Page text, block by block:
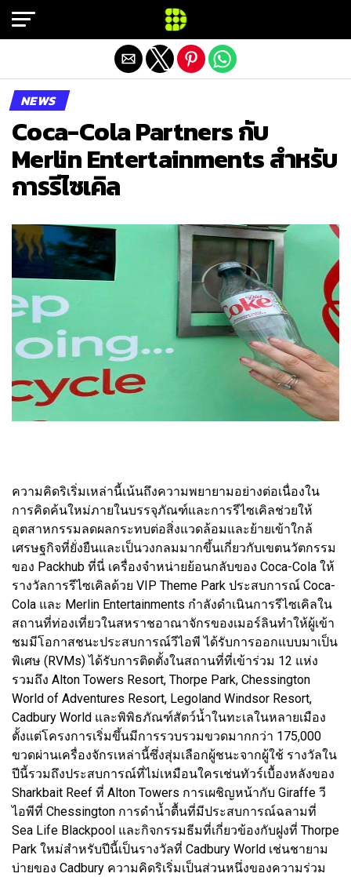
NEWS
Coca-Cola Partners กับ
Merlin Entertainments สำหรับ
การรีไซเคิล
ความคิดริเริ่มเหล่านี้เน้นถึงความพยายามอย่างต่อเนื่องใน
การคิดค้นใหม่ภายในบรรจุภัณฑ์และการรีไซเคิลช่วยให้
อุตสาหกรรมลดผลกระทบต่อสิ่งแวดล้อมและย้ายเข้าใกล้
เศรษฐกิจที่ยั่งยืนและเป็นวงกลมมากขึ้นเกี่ยวกับเขตนวัตกรรม
ของ Packhub ที่นี่ เครื่องจำหน่ายย้อนกลับของ Coca-Cola ให้
รางวัลการรีไซเคิลด้วย VIP Theme Park ประสบการณ์ Coca-
Cola และ Merlin Entertainments กำลังดำเนินการรีไซเคิลใน
สถานที่ท่องเที่ยวในสหราชอาณาจักรของเมอร์ลินทำให้ผู้เข้า
ชมมีโอกาสชนะประสบการณ์วีไอพี ได้รับการออกแบบมาเป็น
พิเศษ (RVMs) ได้รับการติดตั้งในสถานที่ที่เข้าร่วม 12 แห่ง
รวมถึง Alton Towers Resort, Thorpe Park, Chessington
World of Adventures Resort, Legoland Windsor Resort,
Cadbury World และพิพิธภัณฑ์สัตว์น้ำในทะเลในหลายเมือง
ตั้งแต่โครงการเริ่มขึ้นมีการรวบรวมขวดมากกว่า 175,000
ขวดผ่านเครื่องจักรเหล่านี้ซึ่งสุ่มเลือกผู้ชนะจากผู้ใช้ รางวัลใน
ปีนี้รวมถึงประสบการณ์ที่ไม่เหมือนใครเช่นทัวร์เบื้องหลังของ
Sharkbait Reef ที่ Alton Towers การเผชิญหน้ากับ Giraffe วี
ไอพีที่ Chessington การดำน้ำตื้นที่มีประสบการณ์ฉลามที่
Sea Life Blackpool และกิจกรรมธีมที่เกี่ยวข้องกับฝูงที่ Thorpe
Park ใหม่สำหรับปีนี้เป็นรางวัลที่ Cadbury World เช่นชายาม
บ่ายของ Cadbury ความคิดริเริ่มเป็นส่วนหนึ่งของความร่วม
Exit mobile version